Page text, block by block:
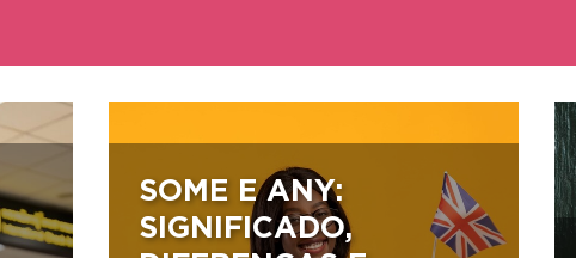
SOME E ANY:
SIGNIFICADO,